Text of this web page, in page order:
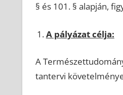
§ és 101. § alapján,
A pályázat célja:
A
tantervi